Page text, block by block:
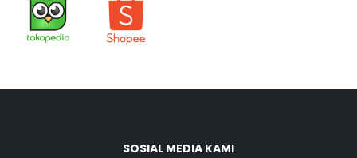
SOSIAL MEDIA KAMI